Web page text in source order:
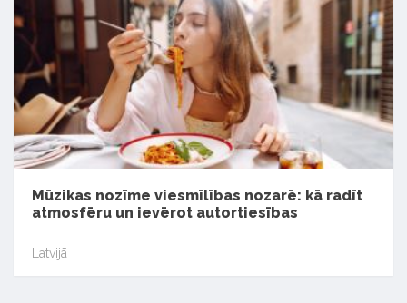
Mūzikas nozīme viesmīlības nozarē: kā radīt
atmosfēru un ievērot autortiesības
Latvijā